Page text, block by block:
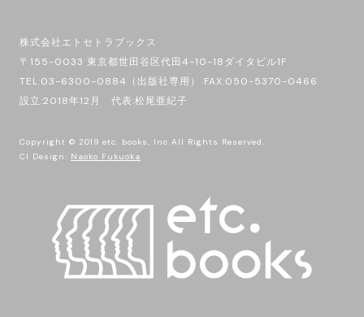
株式会社エトセトラブックス
〒155-0033 東京都世田谷区代田4-10-18ダイタビル1F
TEL:03-6300-0884（出版社専用） FAX:050-5370-0466
設立:2018年12月 代表:松尾亜紀子
Copyright © 2019 etc. books, Inc All Rights Reserved.
CI Design: Naoko Fukuoka